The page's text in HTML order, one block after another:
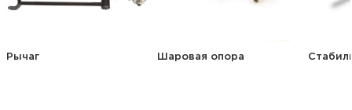
Рычаг Шаровая опора